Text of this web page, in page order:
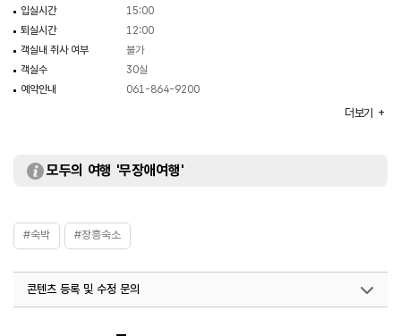
입실시간
15:00
퇴실시간
12:00
객실내 취사 여부
불가
객실수
30실
예약안내
061-864-9200
더보기
모두의 여행 '무장애여행'
#숙박 #장흥숙소
콘텐츠 등록 및 수정 문의